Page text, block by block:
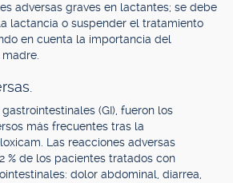
adversas graves en lactantes; se debe
lactancia o suspender el tratamiento
en cuenta la importancia del
(GI), fueron los
más frecuentes tras la
Las reacciones adversas
% de los pacientes tratados con
dolor abdominal, diarrea,